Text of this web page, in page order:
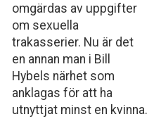
omgärdas av uppgifter
om sexuella
trakasserier. Nu är det
en annan man i Bill
Hybels närhet som
anklagas för att ha
utnyttjat minst en kvinna.